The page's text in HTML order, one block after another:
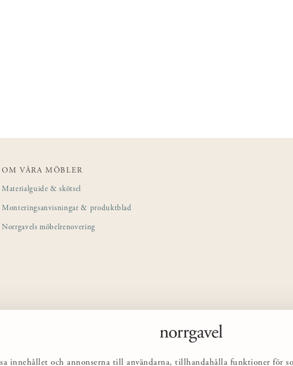
innehållet och annonserna till användarna, tillhandahålla funktioner för
OM VÅRA MÖBLER
Materialguide & skötsel
Monteringsanvisningar & produktblad
Norrgavels möbelrenovering